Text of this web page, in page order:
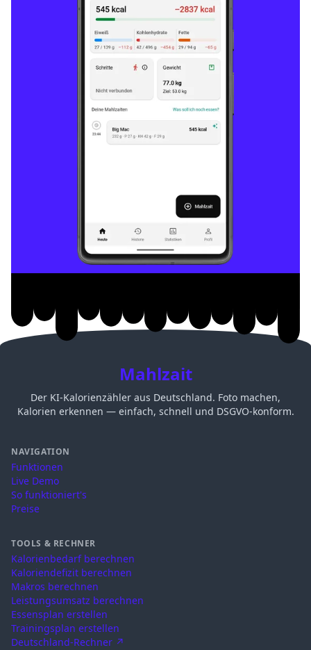
Mahlzait
Der KI-Kalorienzähler aus Deutschland. Foto machen,
Kalorien erkennen — einfach, schnell und DSGVO-konform.
NAVIGATION
Funktionen
Live Demo
So funktioniert's
Preise
TOOLS & RECHNER
Kalorienbedarf berechnen
Kaloriendefizit berechnen
Makros berechnen
Leistungsumsatz berechnen
Essensplan erstellen
Trainingsplan erstellen
Deutschland-Rechner ↗